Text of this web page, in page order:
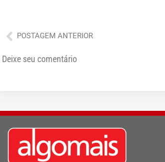
Anterior
POSTAGEM ANTERIOR
Deixe seu comentário